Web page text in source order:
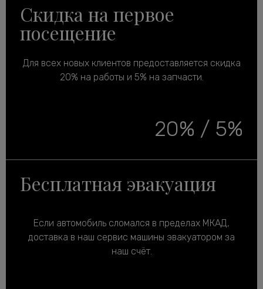
Скидка на первое
посещение
Для всех новых клиентов предоставляется скидка
20% на работы и 5% на запчасти.
20% / 5%
Бесплатная эвакуация
Если автомобиль сломался в пределах МКАД,
доставка в наш сервис машины эвакуатором за
наш счёт.